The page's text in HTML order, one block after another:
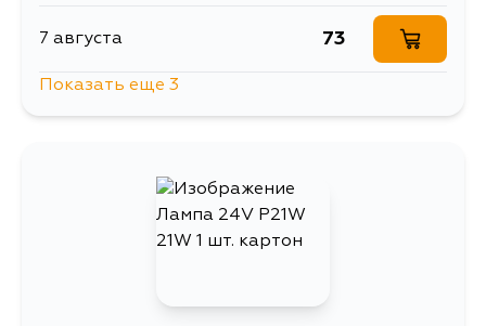
7 августа 73
Показать еще 3